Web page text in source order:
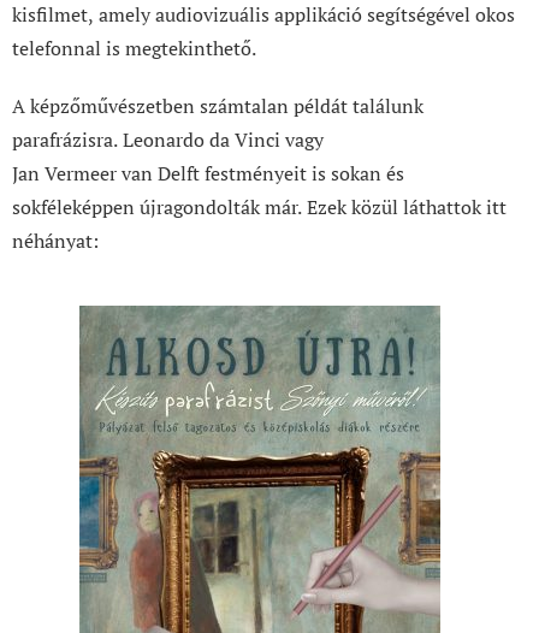
kisfilmet, amely audiovizuális applikáció segítségével okos
telefonnal is megtekinthető.
A képzőművészetben számtalan példát találunk
parafrázisra. Leonardo da Vinci vagy
Jan Vermeer van Delft festményeit is sokan és
sokféleképpen újragondolták már. Ezek közül láthattok itt
néhányat: